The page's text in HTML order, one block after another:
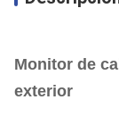
Monitor de
exterior